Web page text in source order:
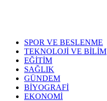
SPOR VE BESLENME
TEKNOLOJİ VE BİLİM
EĞİTİM
SAĞLIK
GÜNDEM
BİYOGRAFİ
EKONOMİ